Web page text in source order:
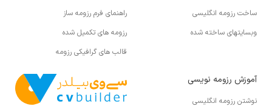
ساخت رزومه انگلیسی
وبسایتهای ساخته شده
راهنمای فرم رزومه ساز
رزومه های تکمیل شده
قالب های گرافیکی رزومه
آموزش رزومه نویسی
نوشتن رزومه انگلیسی